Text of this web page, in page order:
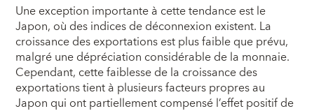
Une exception importante à cette tendance est le
Japon, où des indices de déconnexion existent. La
croissance des exportations est plus faible que prévu,
malgré une dépréciation considérable de la monnaie.
Cependant, cette faiblesse de la croissance des
exportations tient à plusieurs facteurs propres au
Japon qui ont partiellement compensé l’effet positif de